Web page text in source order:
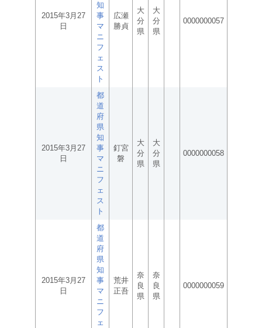
2015年3月27
日
知
事
マ
ニ
フ
ェ
ス
ト
広瀬
勝貞
大
分
県
大
分
県
0000000057
2015年3月27
日
都
道
府
県
知
事
マ
ニ
フ
ェ
ス
ト
釘宮
磐
大
分
県
大
分
県
0000000058
2015年3月27
日
都
道
府
県
知
事
マ
ニ
フ
ェ
荒井
正吾
奈
良
県
奈
良
県
0000000059